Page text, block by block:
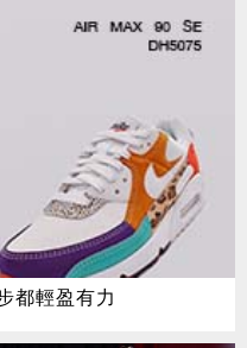
都輕盈有力